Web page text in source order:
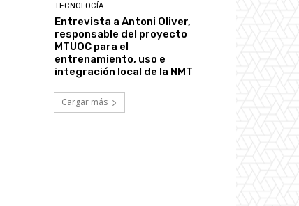
TECNOLOGÍA
Entrevista a Antoni Oliver,
responsable del proyecto
MTUOC para el
entrenamiento, uso e
integración local de la NMT
Cargar más